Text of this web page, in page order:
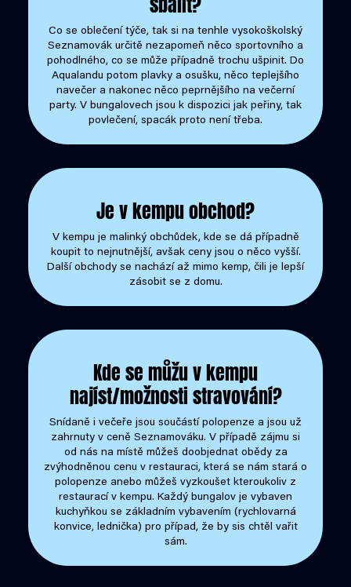
Co se oblečení týče, tak si na tenhle vysokoškolský
Seznamovák určitě nezapomeň něco sportovního a
pohodlného, co se může případně trochu ušpinit. Do
Aqualandu potom plavky a osušku, něco teplejšího
navečer a nakonec něco peprnějšího na večerní
party. V bungalovech jsou k dispozici jak peřiny, tak
povlečení, spacák proto není třeba.
Je v kempu obchod?
V kempu je malinký obchůdek, kde se dá případně
koupit to nejnutnější, avšak ceny jsou o něco vyšší.
Další obchody se nachází až mimo kemp, čili je lepší
zásobit se z domu.
Kde se můžu v kempu
najíst/možnosti stravování?
Snídaně i večeře jsou součástí polopenze a jsou už
zahrnuty v ceně Seznamováku. V případě zájmu si
od nás na místě můžeš doobjednat obědy za
zvýhodněnou cenu v restauraci, která se nám stará o
polopenze anebo můžeš vyzkoušet kteroukoliv z
restaurací v kempu. Každý bungalov je vybaven
kuchyňkou se základním vybavením (rychlovarná
konvice, lednička) pro případ, že by sis chtěl vařit
sám.